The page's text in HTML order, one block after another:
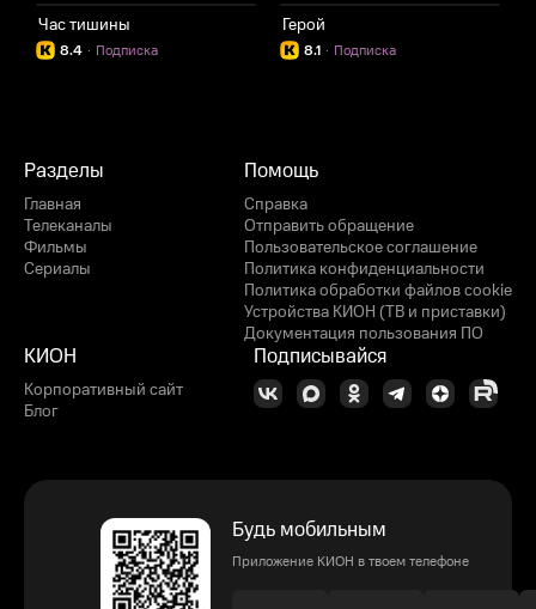
Час тишины
8.4 Подписка
·
Герой
8.1 Подписка
·
Разделы
Главная
Телеканалы
Фильмы
Сериалы
Помощь
Справка
Отправить обращение
Пользовательское соглашение
Политика конфиденциальности
Политика обработки файлов cookie
Устройства КИОН (ТВ и приставки)
Документация пользования ПО
КИОН
Корпоративный сайт
Блог
Подписывайся
Будь мобильным
Приложение КИОН в твоем телефоне